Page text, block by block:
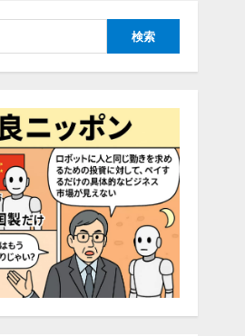
を支援。 藤原竜也メイキン
グ動画公開 「もしAIが自分
を分析したら、すぐ休めと
言われる自信がある」「昨
えたり、虫と戦ったり…」
2026/08/06/14:54:31
アシストAIテラス、ガバナ
ンス機能を備えたAIエージ
「QueryPie AIP」を提供開
始
2026/08/06/11:53:44
レアラ、『AIはどの法律事
務所を推薦するのか』につ
いて 企業法務系70事務所
×5つのAIで実態調査を実施
2026/08/06/11:53:44
ナレッジワーク、AIエンジ
ニア油井 誠（@myui）が入
社。「セールスAIエージェ